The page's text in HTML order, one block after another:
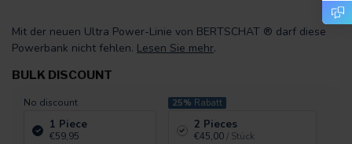
Mit der neuen Ultra Power-Linie von BERTSCHAT ® darf diese
Powerbank nicht fehlen. Lesen Sie mehr.
BULK DISCOUNT
No discount
1 Piece
€59,95
25% Rabatt
2 Pieces
€45,00 / Stück